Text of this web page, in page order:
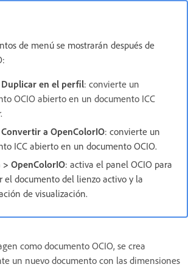
de menú se mostrarán después de
Duplicar en el perfil: convierte un
OCIO abierto en un documento ICC
a OpenColorIO: convierte un
ICC abierto en un documento OCIO.
> OpenColorIO: activa el panel OCIO para
el documento del lienzo activo y la
de visualización.
como documento OCIO, se crea
un nuevo documento con las dimensiones